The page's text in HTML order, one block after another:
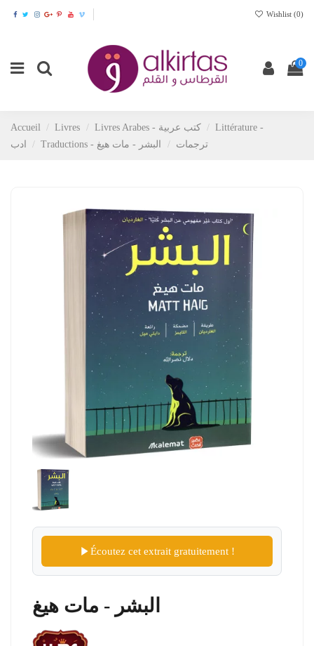
Wishlist (0)
0
Accueil Livres Livres Arabes - كتب عربية
Littérature -
ادب
Traductions - ترجمات البشر - مات هيغ
Écoutez cet extrait gratuitement !
البشر - مات هيغ